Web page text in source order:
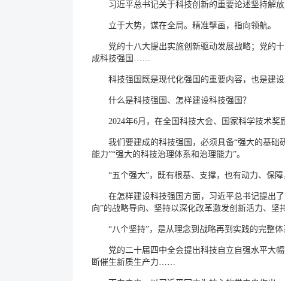
习近平总书记关于科技创新的重要论述坚持解
立于大势，谋在全局。精准擘画，指向领航。
党的十八大提出实施创新驱动发展战略；党的
成科技强国……
科技强国既是现代化强国的重要内容，也是建设
什么是科技强国、怎样建设科技强国？
2024年6月，在全国科技大会、国家科学技术
我们要建成的科技强国，必须具备“强大的基础
能力”“强大的科技治理体系和治理能力”。
“五个强大”，既有根基、支撑，也有动力、保
在怎样建设科技强国方面，习近平总书记提出
向”的战略导向、坚持以深化改革激发创新活力、坚
“八个坚持”，是从理念到战略再到实践的完整
党的二十届四中全会提出科技自立自强水平大
断催生新质生产力……